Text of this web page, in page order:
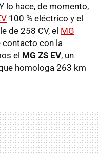
lo hace, de momento,
100 % eléctrico y el
de 258 CV, el MG
contacto con la
el MG ZS EV, un
homologa 263 km